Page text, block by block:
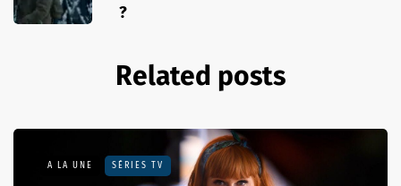
?
Related posts
A LA UNE SÉRIES TV